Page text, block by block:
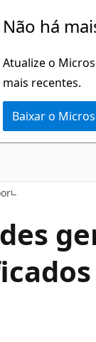
Não há
Atualize o
mais recentes.
Baixar o